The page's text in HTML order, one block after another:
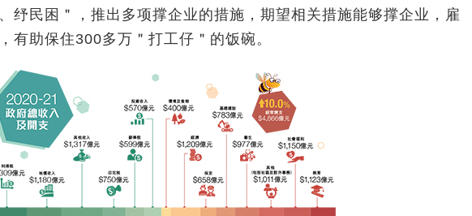
纾民困＂，推出多项撑企业的措施，期望相关措施能够撑企业，雇
有助保住300多万＂打工仔＂的饭碗。